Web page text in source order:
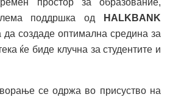
простор за образование,
поддршка од
HALKBANK
да создаде оптимална средина за
ќе биде клучна за студентите и
се одржа во присуство на